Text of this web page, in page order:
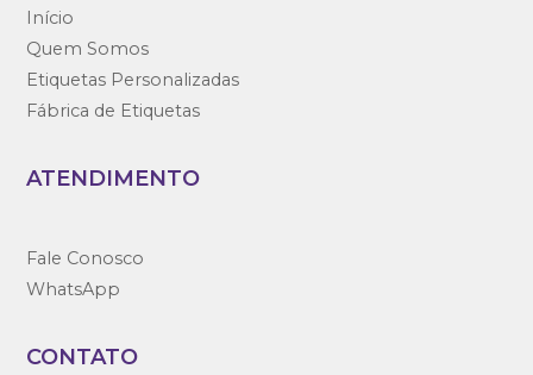
Início
Quem Somos
Etiquetas Personalizadas
Fábrica de Etiquetas
ATENDIMENTO
Fale Conosco
WhatsApp
CONTATO